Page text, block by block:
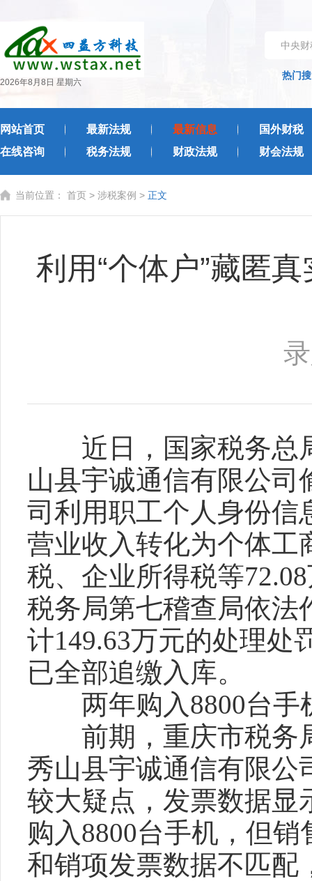
2026年8月8日 星期六
中央
热门
网站首页 最新法规 最新信息
国外财税
在线咨询
税务法规 财政法规 财会法规
当前位置： 首页 > 涉税案例 > 正文
利用“个体户”藏匿
近日，国家税务总局
山县宇诚通信有限公司
司利用职工个人身份信
营业收入转化为个体工
税、企业所得税等
税务局第七稽查局依法
计149.63万元的处理处
已全部追缴入库。
两年购入8800台手
前期，重庆市税务局
秀山县宇诚通信有限公
较大疑点，发票数据显
购入8800台手机，但
和销项发票数据不匹配